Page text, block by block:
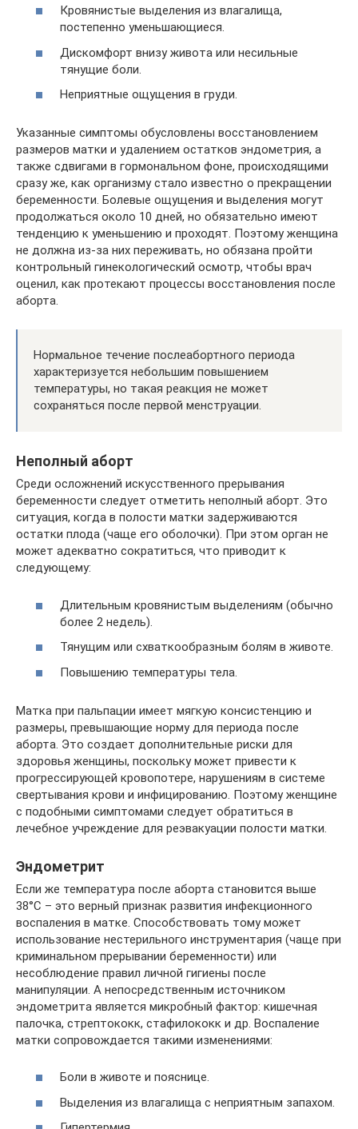
Кровянистые выделения из влагалища,
постепенно уменьшающиеся.
Дискомфорт внизу живота или несильные
тянущие боли.
Неприятные ощущения в груди.
Указанные симптомы обусловлены восстановлением
размеров матки и удалением остатков эндометрия, а
также сдвигами в гормональном фоне, происходящими
сразу же, как организму стало известно о прекращении
беременности. Болевые ощущения и выделения могут
продолжаться около 10 дней, но обязательно имеют
тенденцию к уменьшению и проходят. Поэтому женщина
не должна из-за них переживать, но обязана пройти
контрольный гинекологический осмотр, чтобы врач
оценил, как протекают процессы восстановления после
аборта.
Нормальное течение послеабортного периода
характеризуется небольшим повышением
температуры, но такая реакция не может
сохраняться после первой менструации.
Неполный аборт
Среди осложнений искусственного прерывания
беременности следует отметить неполный аборт. Это
ситуация, когда в полости матки задерживаются
остатки плода (чаще его оболочки). При этом орган не
может адекватно сократиться, что приводит к
следующему:
Длительным кровянистым выделениям (обычно
более 2 недель).
Тянущим или схваткообразным болям в животе.
Повышению температуры тела.
Матка при пальпации имеет мягкую консистенцию и
размеры, превышающие норму для периода после
аборта. Это создает дополнительные риски для
здоровья женщины, поскольку может привести к
прогрессирующей кровопотере, нарушениям в системе
свертывания крови и инфицированию. Поэтому женщине
с подобными симптомами следует обратиться в
лечебное учреждение для реэвакуации полости матки.
Эндометрит
Если же температура после аборта становится выше
38°C – это верный признак развития инфекционного
воспаления в матке. Способствовать тому может
использование нестерильного инструментария (чаще при
криминальном прерывании беременности) или
несоблюдение правил личной гигиены после
манипуляции. А непосредственным источником
эндометрита является микробный фактор: кишечная
палочка, стрептококк, стафилококк и др. Воспаление
матки сопровождается такими изменениями:
Боли в животе и пояснице.
Выделения из влагалища с неприятным запахом.